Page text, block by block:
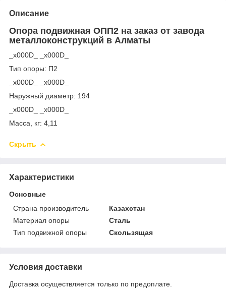
Описание
Опора подвижная ОПП2 на заказ от завода
металлоконструкций в Алматы
_x000D_ _x000D_
Тип опоры: П2
_x000D_ _x000D_
Наружный диаметр: 194
_x000D_ _x000D_
Масса, кг: 4,11
Скрыть
Характеристики
Основные
Страна производитель
Казахстан
Материал опоры
Сталь
Тип подвижной опоры
Скользящая
Условия доставки
Доставка осуществляется только по предоплате.